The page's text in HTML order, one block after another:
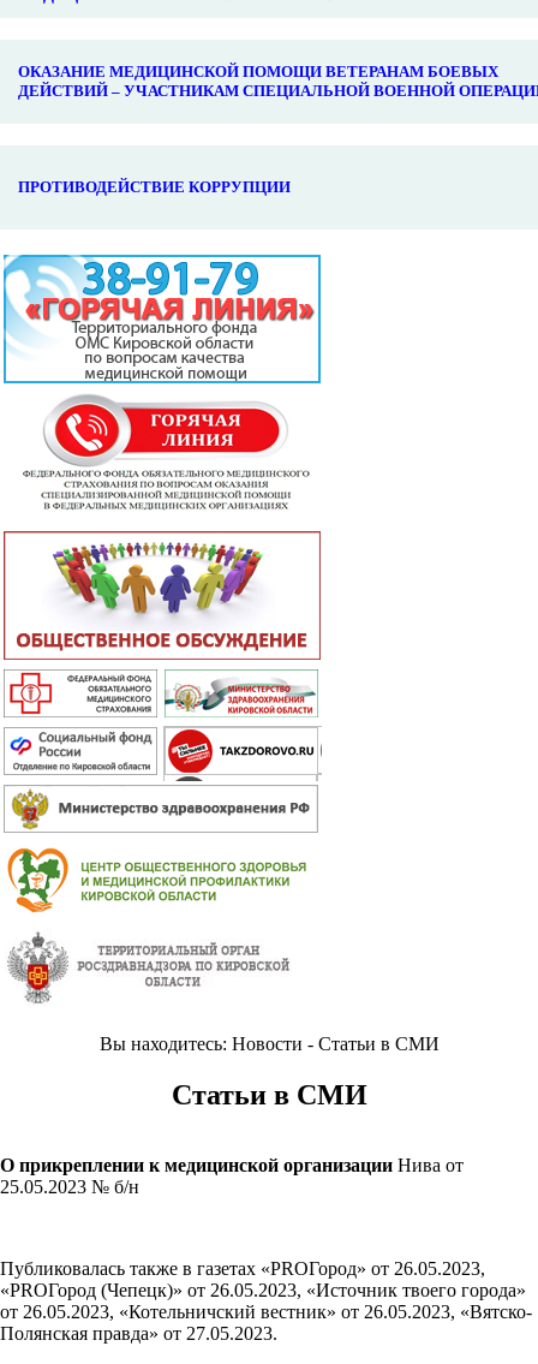
ОКАЗАНИЕ МЕДИЦИНСКОЙ ПОМОЩИ ВЕТЕРАНАМ БОЕВЫХ
ДЕЙСТВИЙ – УЧАСТНИКАМ СПЕЦИАЛЬНОЙ ВОЕННОЙ
ПРОТИВОДЕЙСТВИЕ КОРРУПЦИИ
Вы находитесь: Новости - Статьи в СМИ
Статьи в СМИ
О прикреплении к медицинской организации Нива от
25.05.2023 № б/н
Публиковалась также в газетах «PROГород» от 26.05.2023,
«PROГород (Чепецк)» от 26.05.2023, «Источник твоего города»
от 26.05.2023, «Котельничский вестник» от 26.05.2023, «Вятско-
Полянская правда» от 27.05.2023.